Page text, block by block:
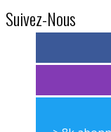
Suivez-Nous
> 11k
> 11k